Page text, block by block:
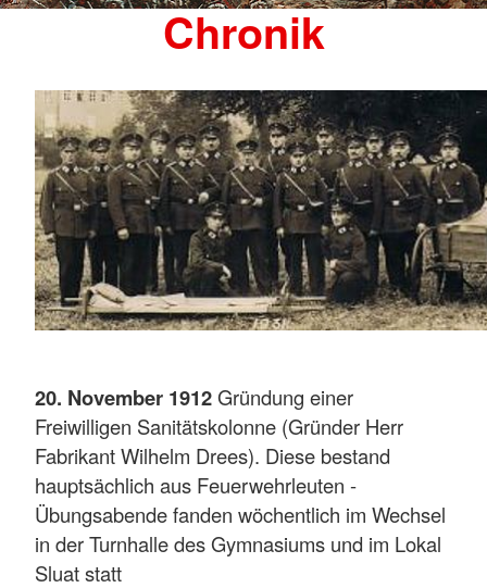
Chronik
20. November 1912Gründung einer
Freiwilligen Sanitätskolonne (Gründer Herr
Fabrikant Wilhelm Drees). Diese bestand
hauptsächlich aus Feuerwehrleuten -
Übungsabende fanden wöchentlich im Wechsel
in der Turnhalle des Gymnasiums und im Lokal
Sluat statt